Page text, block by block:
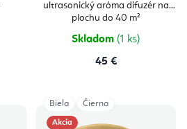
ultrasonický aróma difuzér na
plochu do 40 m²
Skladom (1 ks)
45 €
Akcia
Biela Čierna